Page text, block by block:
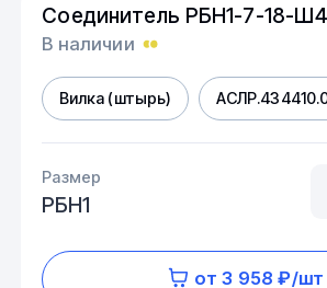
Соединитель РБН1-7-18-
В наличии
Вилка (штырь)
Размер
РБН1
от 3 958 ₽/шт